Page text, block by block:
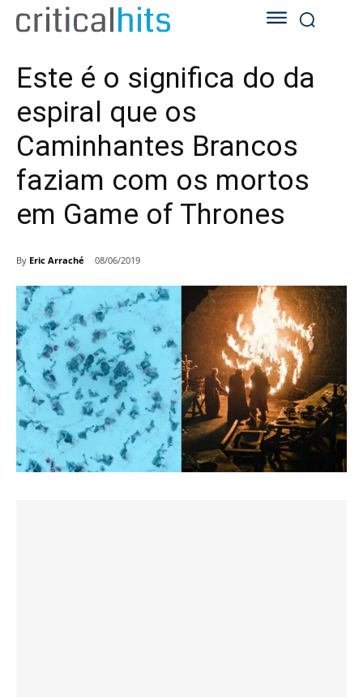
Este é o significa do da
espiral que os
Caminhantes Brancos
faziam com os mortos
em Game of Thrones
By Eric Arraché 08/06/2019